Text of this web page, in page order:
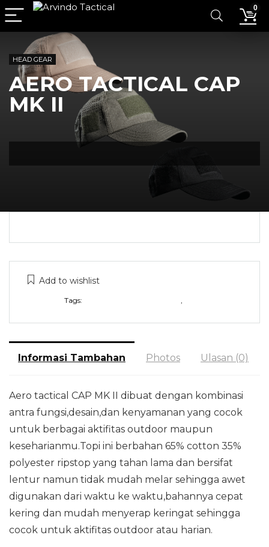
0
HEAD GEAR
AERO TACTICAL CAP
MK II
Add to wishlist
Tags: ,
Informasi Tambahan Photos Ulasan (0)
Aero tactical CAP MK II dibuat dengan kombinasi
antra fungsi,desain,dan kenyamanan yang cocok
untuk berbagai aktifitas outdoor maupun
keseharianmu.Topi ini berbahan 65% cotton 35%
polyester ripstop yang tahan lama dan bersifat
lentur namun tidak mudah melar sehingga awet
digunakan dari waktu ke waktu,bahannya cepat
kering dan mudah menyerap keringat sehingga
cocok untuk aktifitas outdoor atau harian.